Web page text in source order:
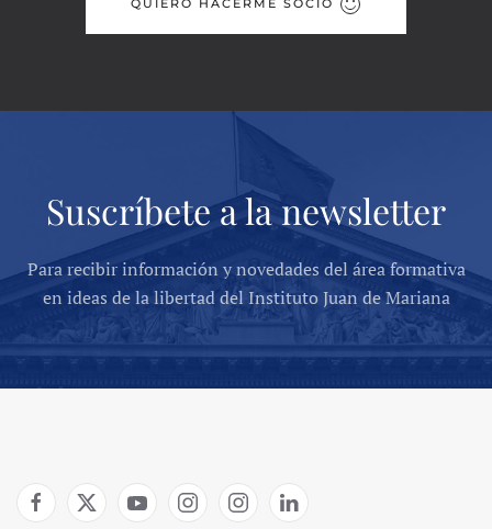
QUIERO HACERME SOCIO
Suscríbete a la newsletter
Para recibir información y novedades del área formativa
en ideas de la libertad del Instituto Juan de Mariana